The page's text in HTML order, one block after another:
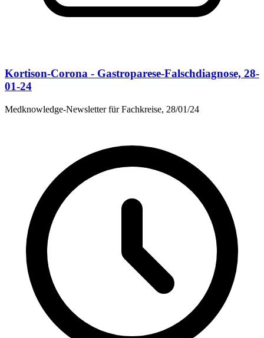
Kortison-Corona - Gastroparese-Falschdiagnose, 28-
01-24
Medknowledge-Newsletter für Fachkreise, 28/01/24